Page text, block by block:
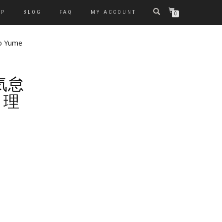
BLOG FAQ MY ACCOUNT 0
Yume
怠